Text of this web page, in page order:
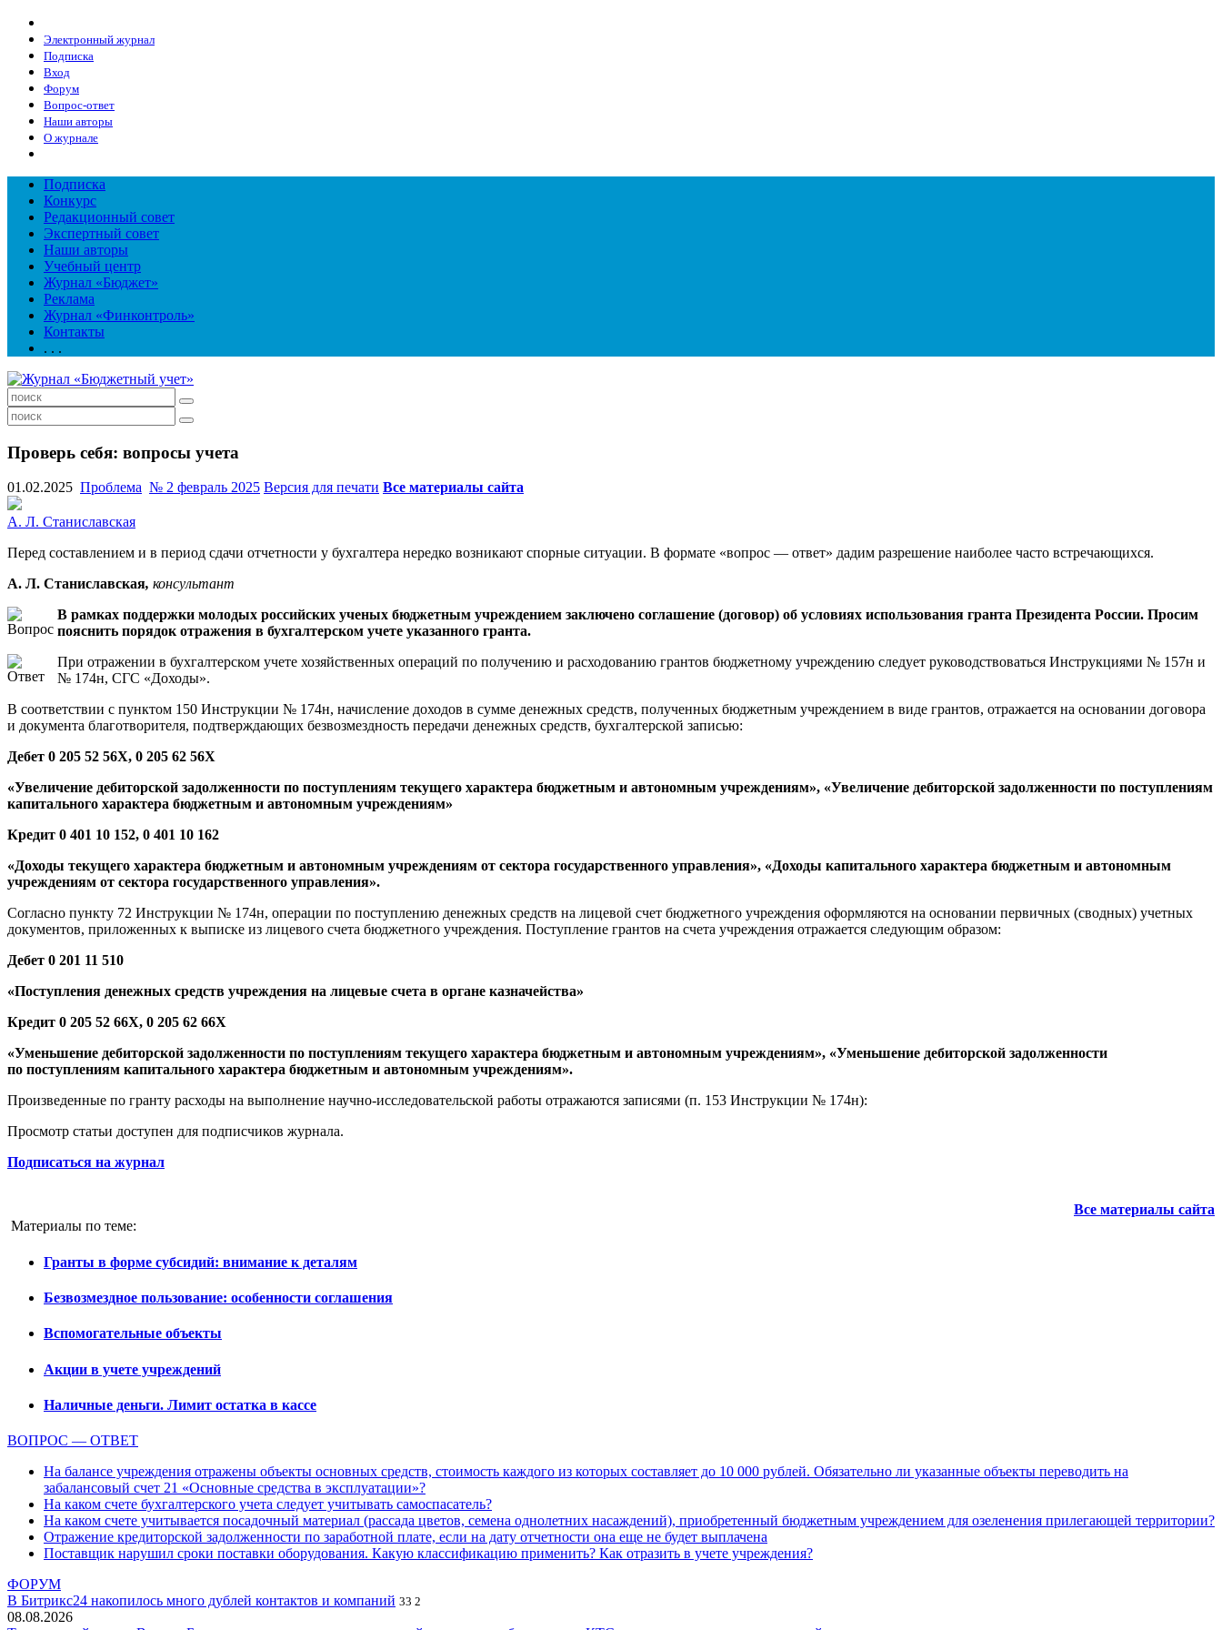
Электронный журнал
Подписка
Вход
Форум
Вопрос-ответ
Наши авторы
О журнале
Подписка
Конкурс
Редакционный совет
Экспертный совет
Наши авторы
Учебный центр
Журнал «Бюджет»
Реклама
Журнал «Финконтроль»
Контакты
. . .
Проверь себя: вопросы учета
01.02.2025 Проблема № 2 февраль 2025 Версия для печати Все материалы сайта
А. Л. Станиславская
Перед составлением и в период сдачи отчетности у бухгалтера нередко возникают спорные ситуации. В формате «вопрос — ответ» дадим разрешение наиболее часто встречающихся.
А. Л. Станиславская, консультант
В рамках поддержки молодых российских ученых бюджетным учреждением заключено соглашение (договор) об условиях использования гранта Президента России. Просим
пояснить порядок отражения в бухгалтерском учете указанного гранта.
При отражении в бухгалтерском учете хозяйственных операций по получению и расходованию грантов бюджетному учреждению следует руководствоваться Инструкциями № 157н и
№ 174н, СГС «Доходы».
В соответствии с пунктом 150 Инструкции № 174н, начисление доходов в сумме денежных средств, полученных бюджетным учреждением в виде грантов, отражается на основании договора
и документа благотворителя, подтверждающих безвозмездность передачи денежных средств, бухгалтерской записью:
Дебет 0 205 52 56Х, 0 205 62 56Х
«Увеличение дебиторской задолженности по поступлениям текущего характера бюджетным и автономным учреждениям», «Увеличение дебиторской задолженности по поступлениям
капитального характера бюджетным и автономным учреждениям»
Кредит 0 401 10 152, 0 401 10 162
«Доходы текущего характера бюджетным и автономным учреждениям от сектора государственного управления», «Доходы капитального характера бюджетным и автономным
учреждениям от сектора государственного управления».
Согласно пункту 72 Инструкции № 174н, операции по поступлению денежных средств на лицевой счет бюджетного учреждения оформляются на основании первичных (сводных) учетных
документов, приложенных к выписке из лицевого счета бюджетного учреждения. Поступление грантов на счета учреждения отражается следующим образом:
Дебет 0 201 11 510
«Поступления денежных средств учреждения на лицевые счета в органе казначейства»
Кредит 0 205 52 66Х, 0 205 62 66Х
«Уменьшение дебиторской задолженности по поступлениям текущего характера бюджетным и автономным учреждениям», «Уменьшение дебиторской задолженности
по поступлениям капитального характера бюджетным и автономным учреждениям».
Произведенные по гранту расходы на выполнение научно-исследовательской работы отражаются записями (п. 153 Инструкции № 174н):
Просмотр статьи доступен для подписчиков журнала.
Подписаться на журнал
Все материалы сайта
Материалы по теме:
Гранты в форме субсидий: внимание к деталям
Безвозмездное пользование: особенности соглашения
Вспомогательные объекты
Акции в учете учреждений
Наличные деньги. Лимит остатка в кассе
ВОПРОС — ОТВЕТ
На балансе учреждения отражены объекты основных средств, стоимость каждого из которых составляет до 10 000 рублей. Обязательно ли указанные объекты переводить на
забалансовый счет 21 «Основные средства в эксплуатации»?
На каком счете бухгалтерского учета следует учитывать самоспасатель?
На каком счете учитывается посадочный материал (рассада цветов, семена однолетних насаждений), приобретенный бюджетным учреждением для озеленения прилегающей территории?
Отражение кредиторской задолженности по заработной плате, если на дату отчетности она еще не будет выплачена
Поставщик нарушил сроки поставки оборудования. Какую классификацию применить? Как отразить в учете учреждения?
ФОРУМ
В Битрикс24 накопилось много дублей контактов и компаний 33 2
08.08.2026